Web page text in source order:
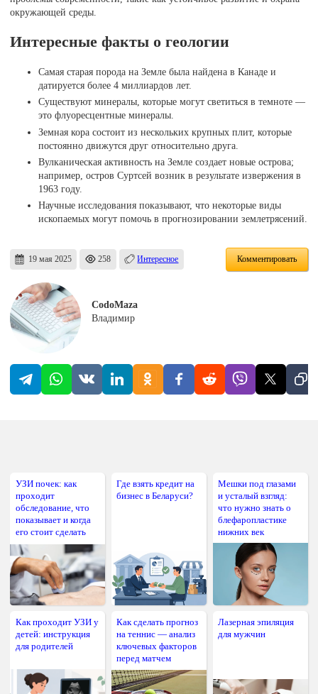
окружающей среды.
Интересные факты о геологии
Самая старая порода на Земле была найдена в Канаде и
датируется более 4 миллиардов лет.
Существуют минералы, которые могут светиться в темноте —
это флуоресцентные минералы.
Земная кора состоит из нескольких крупных плит, которые
постоянно движутся друг относительно друга.
Вулканическая активность на Земле создает новые острова;
например, остров Суртсей возник в результате извержения в
1963 году.
Научные исследования показывают, что некоторые виды
ископаемых могут помочь в прогнозировании землетрясений.
19 мая 2025 258 Интересное Комментировать
CodoMaza
Владимир
УЗИ почек: как
проходит
обследование, что
показывает и когда
его стоит сделать
Где взять кредит на
бизнес в Беларуси?
Мешки под глазами
и усталый взгляд:
что нужно знать о
блефаропластике
нижних век
Как проходит УЗИ у
детей: инструкция
для родителей
Как сделать прогноз
на теннис — анализ
ключевых факторов
перед матчем
Лазерная эпиляция
для мужчин